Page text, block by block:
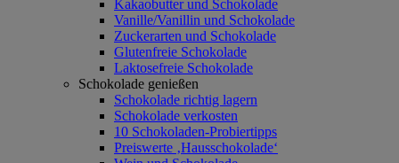
Kakaobutter und Schokolade
Vanille/Vanillin und Schokolade
Zuckerarten und Schokolade
Glutenfreie Schokolade
Laktosefreie Schokolade
Schokolade genießen
Schokolade richtig lagern
Schokolade verkosten
10 Schokoladen-Probiertipps
Preiswerte ‚Hausschokolade‘